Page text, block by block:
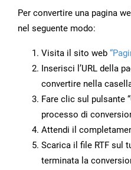
Per convertire una pagina
nel seguente modo:
Visita il sito web
Inserisci l’URL della
convertire nella
Fare clic sul pulsante
processo di
Attendi il
Scarica il file RTF sul
terminata la